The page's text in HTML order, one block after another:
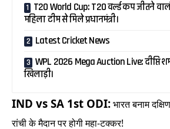
T20 World Cup: T20 वर्ल्ड कप जीतने
महिला टीम से मिले प्रधानमंत्री।
Latest Cricket News
WPL 2026 Mega Auction Live: दीप्ति
खिलाड़ी।
IND vs SA 1st ODI:भारत बनाम
रांची के मैदान पर होगी महा-टक्कर!